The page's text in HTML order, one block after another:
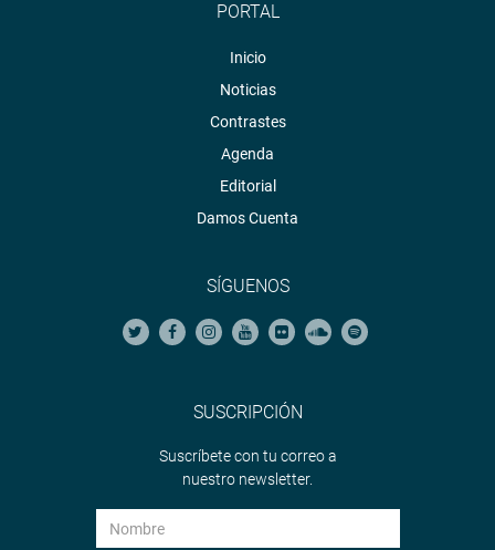
PORTAL
Inicio
Noticias
Contrastes
Agenda
Editorial
Damos Cuenta
SÍGUENOS
SUSCRIPCIÓN
Suscríbete con tu correo a
nuestro newsletter.